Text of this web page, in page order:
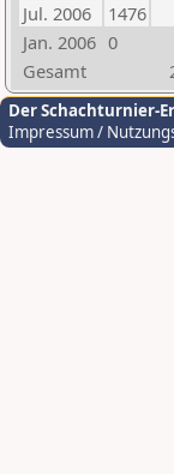
Jul. 2006
1476
Jan. 2006 0
Gesamt
Der Schachturnier-
Impressum /